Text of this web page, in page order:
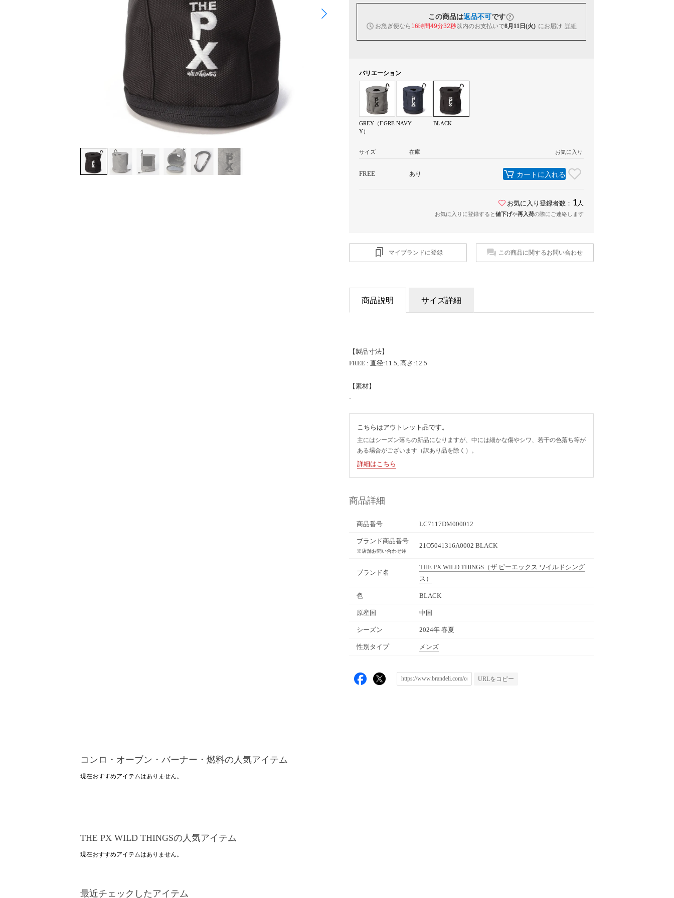
この商品は返品不可です
お急ぎ便なら 16時間49分31秒以内のお支払いで8月11日(火) にお届け 詳細
バリエーション
GREY（F.GRE
Y）
NAVY BLACK
サイズ 在庫 お気に入り
FREE あり カートに入れる
お気に入り登録者数： 1 人
お気に入りに登録すると値下げや再入荷の際にご連絡します
マイブランドに登録 この商品に関するお問い合わせ
商品説明 サイズ詳細
【製品寸法】
FREE : 直径:11.5, 高さ:12.5
【素材】
-
こちらはアウトレット品です。
主にはシーズン落ちの新品になりますが、中には細かな傷やシワ、若干の色落ち等が
ある場合がございます（訳あり品を除く）。
詳細はこちら
商品詳細
商品番号 LC7117DM000012
ブランド商品番号
※店舗お問い合わせ用
21O5041316A0002 BLACK
ブランド名
THE PX WILD THINGS （ザ ピーエックス ワイルドシング
ス）
色 BLACK
原産国 中国
シーズン 2024年 春夏
性別タイプ メンズ
URLをコピー
コンロ・オーブン・バーナー・燃料の人気アイテム
現在おすすめアイテムはありません。
THE PX WILD THINGSの人気アイテム
現在おすすめアイテムはありません。
最近チェックしたアイテム